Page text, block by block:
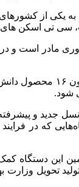
از کشورهای
تی اسکن های با
مثل سی تی، یک
دار (نسل جدید و
که در
این دستگاه
تحویل وزارت